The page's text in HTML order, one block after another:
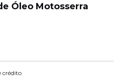
Óleo Motosserra
crédito